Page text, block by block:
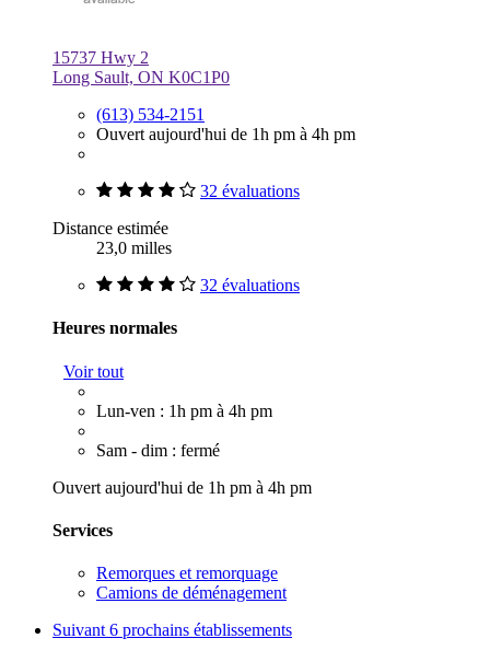
15737 Hwy 2
Long Sault, ON K0C1P0
(613) 534-2151
Ouvert aujourd'hui de 1h pm à 4h pm
32 évaluations
Distance estimée
23,0 milles
32 évaluations
Heures normales
Voir tout
Lun-ven : 1h pm à 4h pm
Sam - dim : fermé
Ouvert aujourd'hui de 1h pm à 4h pm
Services
Remorques et remorquage
Camions de déménagement
Suivant 6 prochains établissements